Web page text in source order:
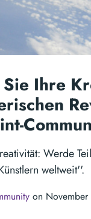
Sie Ihre
Werde
weltweit''.
on